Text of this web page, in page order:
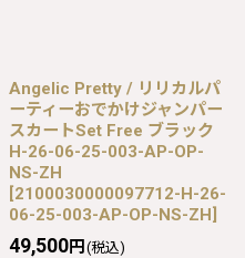
Angelic Pretty / リリカルパ
ーティーおでかけジャンパー
スカートSet Free ブラック
H-26-06-25-003-AP-OP-
NS-ZH
[2100030000097712-H-26-
06-25-003-AP-OP-NS-ZH]
49,500円 (税込)